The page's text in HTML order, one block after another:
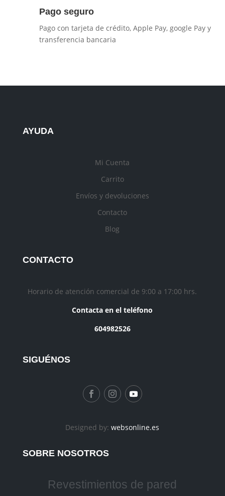
Pago seguro
Pago con tarjeta de crédito, Apple Pay, google Pay y
transferencia bancaria
AYUDA
Mi Cuenta
Carrito
Envíos y devoluciones
Contacto
Blog
CONTACTO
Horario de atención comercial de 9:00 a 17:00 hrs.
Contacta en el teléfono
604982526
SIGUÉNOS
Designed by:websonline.es
SOBRE NOSOTROS
Revestimientos de pared